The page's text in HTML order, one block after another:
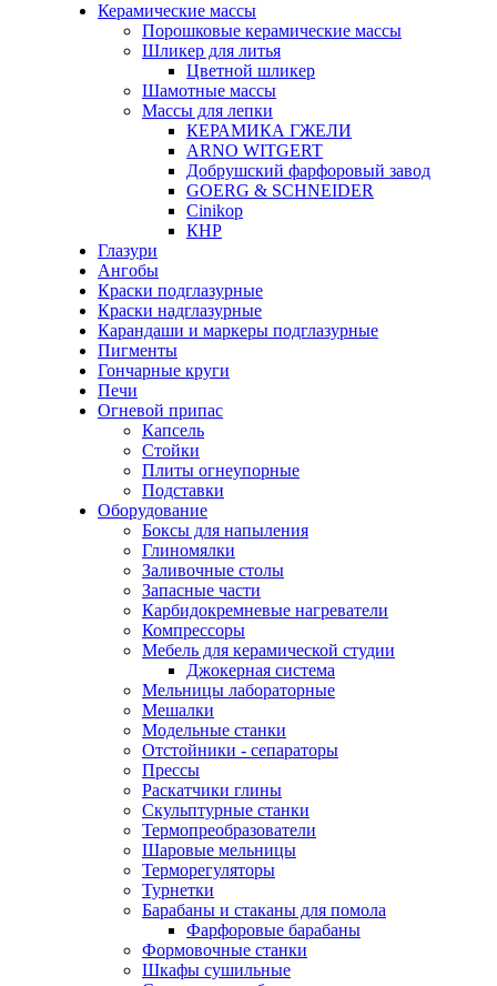
Керамические массы
Порошковые керамические массы
Шликер для литья
Цветной шликер
Шамотные массы
Массы для лепки
КЕРАМИКА ГЖЕЛИ
ARNO WITGERT
Добрушский фарфоровый завод
GOERG & SCHNEIDER
Cinikop
КНР
Глазури
Ангобы
Краски подглазурные
Краски надглазурные
Карандаши и маркеры подглазурные
Пигменты
Гончарные круги
Печи
Огневой припас
Капсель
Стойки
Плиты огнеупорные
Подставки
Оборудование
Боксы для напыления
Глиномялки
Заливочные столы
Запасные части
Карбидокремневые нагреватели
Компрессоры
Мебель для керамической студии
Джокерная система
Мельницы лабораторные
Мешалки
Модельные станки
Отстойники - сепараторы
Прессы
Раскатчики глины
Скульптурные станки
Термопреобразователи
Шаровые мельницы
Терморегуляторы
Турнетки
Барабаны и стаканы для помола
Фарфоровые барабаны
Формовочные станки
Шкафы сушильные